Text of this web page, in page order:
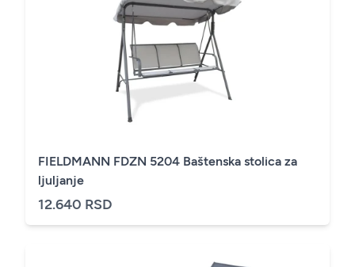
FIELDMANN FDZN 5204 Baštenska stolica za
ljuljanje
12.640 RSD